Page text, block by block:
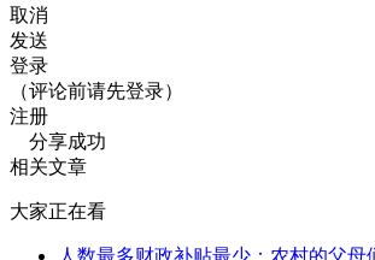
取消
发送
登录
（评论前请先登录）
注册
分享成功
相关文章
大家正在看
人数最多财政补贴最少：农村的父母